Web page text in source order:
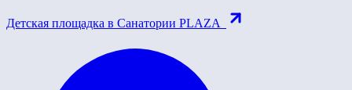
Детская площадка в Санатории PLAZA